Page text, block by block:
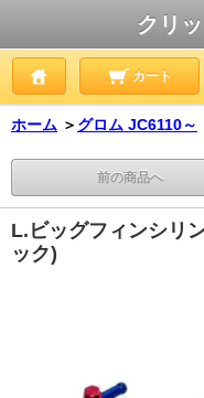
クリ
カート
ホーム ＞ グロム JC6110～
前の商品へ
L.ビッグフィンシリ
ック)